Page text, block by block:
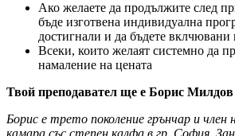
Ако желаете да продължите след
бъде изготвена индивидуална
достигнали и да бъдете вклчювани
Всеки, които желаят системно да
намаление на цената
Твой преподавател ще е Борис Милдов
Борис е трето поколение грънчар и член